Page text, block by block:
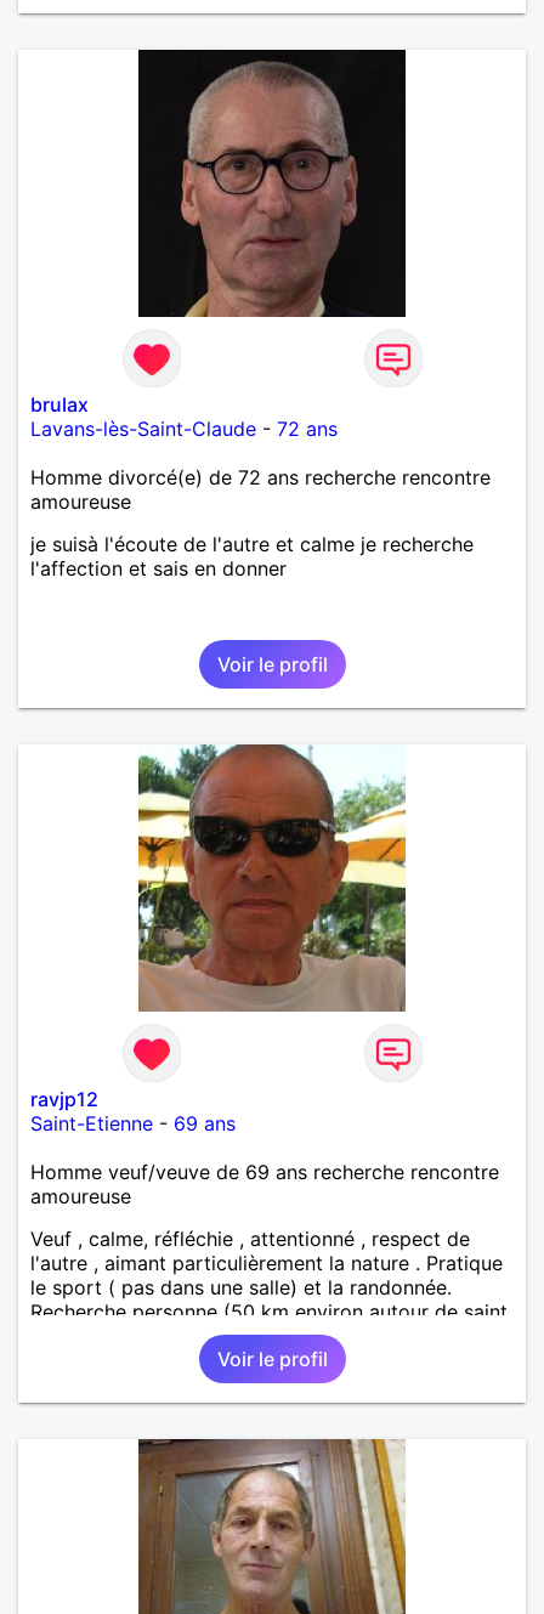
brulax
Lavans-lès-Saint-Claude - 72 ans
Homme divorcé(e) de 72 ans recherche rencontre
amoureuse
je suisà l'écoute de l'autre et calme je recherche
l'affection et sais en donner
Voir le profil
ravjp12
Saint-Etienne - 69 ans
Homme veuf/veuve de 69 ans recherche rencontre
amoureuse
Veuf , calme, réfléchie , attentionné , respect de
l'autre , aimant particulièrement la nature . Pratique
le sport ( pas dans une salle) et la randonnée.
Recherche personne (50 km environ autour de saint
étienne) pour finir le reste de ma vie , sereinement ,
en parfaite harmonie et confiance.
Voir le profil